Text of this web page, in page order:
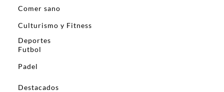
Comer sano
Culturismo y Fitness
Deportes
Futbol
Padel
Destacados